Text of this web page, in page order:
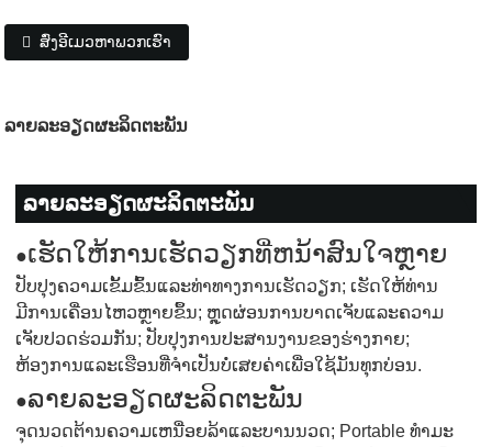
ສົ່ງອີເມວຫາພວກເຮົາ
ລາຍລະອຽດຜະລິດຕະພັນ
ລາຍ​ລະ​ອຽດ​ຜະ​ລິດ​ຕະ​ພັນ
●ເຮັດໃຫ້ການເຮັດວຽກທີ່ຫນ້າສົນໃຈຫຼາຍ
ປັບປຸງຄວາມເຂັ້ມຂົ້ນແລະທ່າທາງການເຮັດວຽກ; ເຮັດໃຫ້ທ່ານ
ມີການເຄື່ອນໄຫວຫຼາຍຂຶ້ນ; ຫຼຸດຜ່ອນການບາດເຈັບແລະຄວາມ
ເຈັບປວດຮ່ວມກັນ; ປັບປຸງການປະສານງານຂອງຮ່າງກາຍ;
ຫ້ອງການແລະເຮືອນທີ່ຈໍາເປັນບໍ່ເສຍຄ່າເພື່ອໃຊ້ມັນທຸກບ່ອນ.
●ລາຍລະອຽດຜະລິດຕະພັນ
ຈຸດນວດຕ້ານຄວາມເຫນື່ອຍລ້າແລະບານນວດ; Portable ທໍາມະ